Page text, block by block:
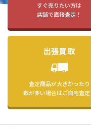
すぐ売りたい方は
店舗で直接査定！
出張買取
査定商品が大きかったり
数が多い場合はご自宅査定